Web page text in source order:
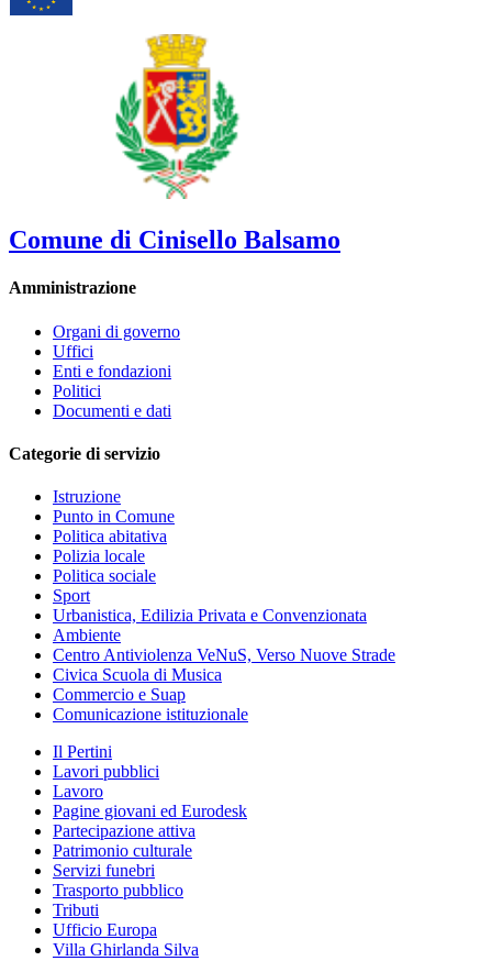
Comune di Cinisello Balsamo
Amministrazione
Organi di governo
Uffici
Enti e fondazioni
Politici
Documenti e dati
Categorie di servizio
Istruzione
Punto in Comune
Politica abitativa
Polizia locale
Politica sociale
Sport
Urbanistica, Edilizia Privata e Convenzionata
Ambiente
Centro Antiviolenza VeNuS, Verso Nuove Strade
Civica Scuola di Musica
Commercio e Suap
Comunicazione istituzionale
Il Pertini
Lavori pubblici
Lavoro
Pagine giovani ed Eurodesk
Partecipazione attiva
Patrimonio culturale
Servizi funebri
Trasporto pubblico
Tributi
Ufficio Europa
Villa Ghirlanda Silva